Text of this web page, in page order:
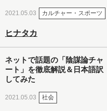
2021.05.03 カルチャー・スポーツ
ヒナタカ
ネットで話題の「陰謀論チャ
ート」を徹底解説＆日本語訳
してみた
2021.05.03 社会